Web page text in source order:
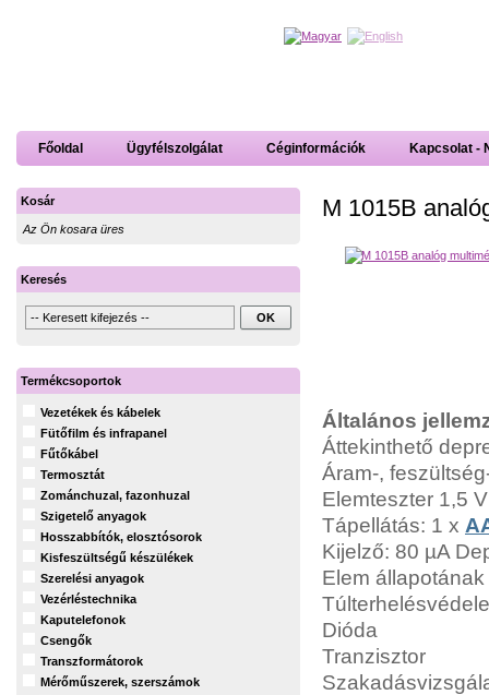
Főoldal Ügyfélszolgálat Céginformációk Kapcsolat -
M 1015B
Általános
Áttekinthető
Áram-,
Elemteszter 1,5
Tápellátás: 1 x
Kijelző: 80 µA
Elem
Dióda
Tranzisztor
Kosár
Az Ön kosara üres
Keresés
Termékcsoportok
Vezetékek és kábelek
Fütőfilm és infrapanel
Fűtőkábel
Termosztát
Zománchuzal, fazonhuzal
Szigetelő anyagok
Hosszabbítók, elosztósorok
Kisfeszültségű készülékek
Szerelési anyagok
Vezérléstechnika
Kaputelefonok
Csengők
Transzformátorok
Mérőműszerek, szerszámok